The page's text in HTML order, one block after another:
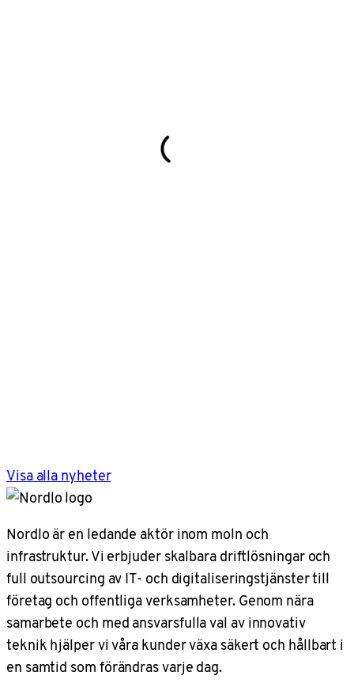
Visa alla nyheter
Nordlo är en ledande aktör inom moln och
infrastruktur. Vi erbjuder skalbara driftlösningar och
full outsourcing av IT- och digitaliseringstjänster till
företag och offentliga verksamheter. Genom nära
samarbete och med ansvarsfulla val av innovativ
teknik hjälper vi våra kunder växa säkert och hållbart i
en samtid som förändras varje dag.